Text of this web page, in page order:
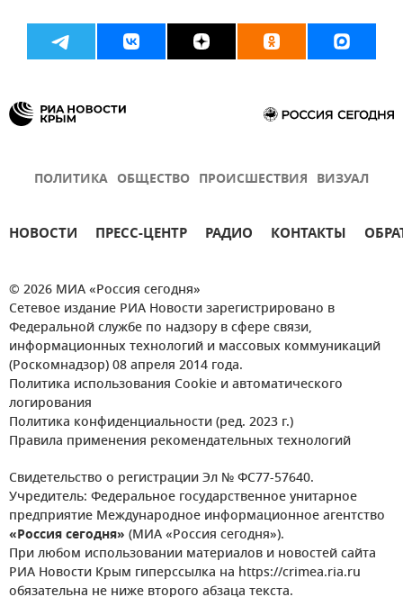
ПОЛИТИКА ОБЩЕСТВО ПРОИСШЕСТВИЯ ВИЗУАЛ
НОВОСТИ ПРЕСС-ЦЕНТР РАДИО КОНТАКТЫ
© 2026 МИА «Россия сегодня»
Сетевое издание РИА Новости зарегистрировано в
Федеральной службе по надзору в сфере связи,
информационных технологий и массовых коммуникаций
(Роскомнадзор) 08 апреля 2014 года.
Политика использования Cookie и автоматического
логирования
Политика конфиденциальности (ред. 2023 г.)
Правила применения рекомендательных технологий
Свидетельство о регистрации Эл № ФС77-57640.
Учредитель: Федеральное государственное унитарное
предприятие Международное информационное агентство
«Россия сегодня» (МИА «Россия сегодня»).
При любом использовании материалов и новостей сайта
РИА Новости Крым гиперссылка на https://crimea.ria.ru
обязательна не ниже второго абзаца текста.